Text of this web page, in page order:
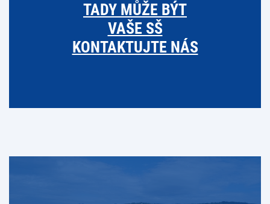
TADY MŮŽE BÝT
VAŠE SŠ
KONTAKTUJTE NÁS